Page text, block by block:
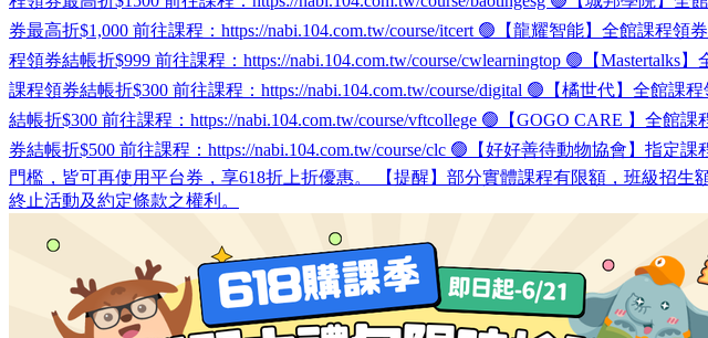
券最高折$1,000 前往課程：https://nabi.104.com.tw/course/itcert 🟢【龍耀智能】全館課程
程領券結帳折$999 前往課程：https://nabi.104.com.tw/course/cwlearningtop 🟢【Mastertalks
課程領券結帳折$300 前往課程：https://nabi.104.com.tw/course/digital 🟢【橘世代】全館課
結帳折$300 前往課程：https://nabi.104.com.tw/course/vftcollege 🟢【GOGO CARE 】全館
券結帳折$500 前往課程：https://nabi.104.com.tw/course/clc 🟢【好好善待動物協會】指定
門檻，皆可再使用平台券，享618折上折優惠。 【提醒】部分實體課程有限額，班級招生額
終止活動及約定條款之權利。